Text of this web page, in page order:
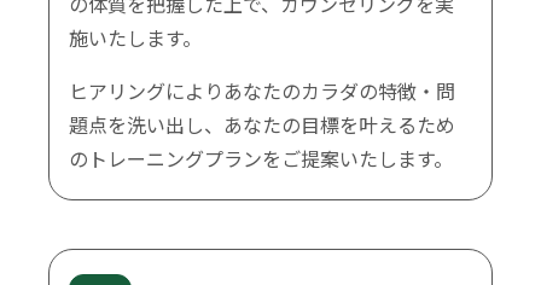
施いたします。
ヒアリングによりあなたのカラダの特徴・問
題点を洗い出し、あなたの目標を叶えるため
のトレーニングプランをご提案いたします。